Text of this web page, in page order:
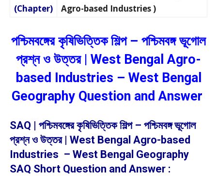
(Chapter)
Agro-based Industries )
পশ্চিমবঙ্গের কৃষিভিত্তিক শিল্প – পশ্চিমবঙ্গ ভূগোল
প্রশ্ন ও উত্তর | West Bengal Agro-
based Industries – West Bengal
Geography Question and Answer
SAQ | পশ্চিমবঙ্গের কৃষিভিত্তিক শিল্প – পশ্চিমবঙ্গ ভূগোল
প্রশ্ন ও উত্তর | West Bengal Agro-based
Industries – West Bengal Geography
SAQ Short Question and Answer :